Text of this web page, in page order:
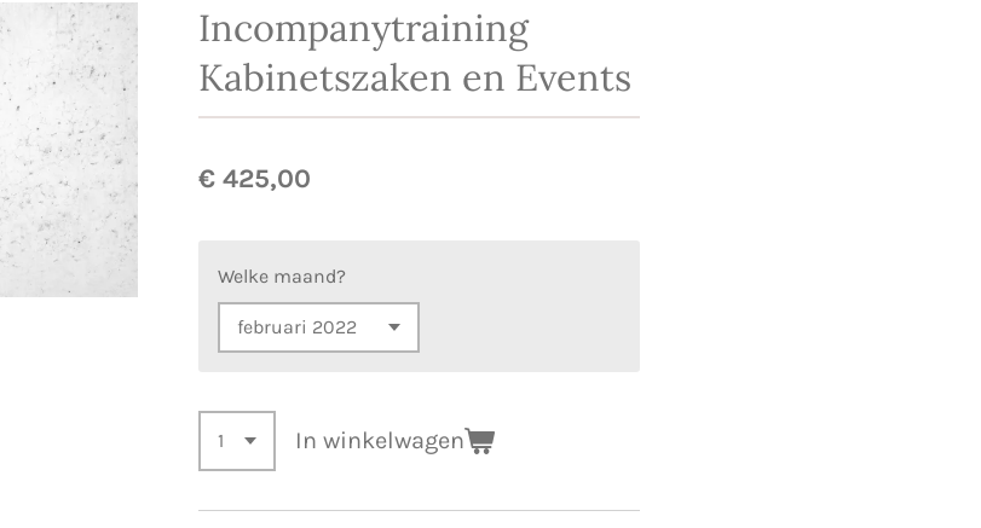
Incompanytraining
Kabinetszaken en Events
€ 425,00
Welke maand?
In winkelwagen